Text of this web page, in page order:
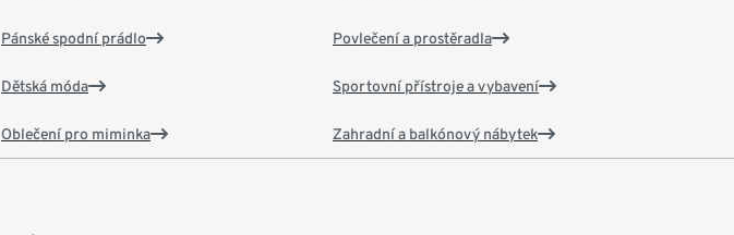
Pánské spodní prádlo
Dětská móda
Oblečení pro miminka
Povlečení a prostěradla
Sportovní přístroje a vybavení
Zahradní a balkónový nábytek